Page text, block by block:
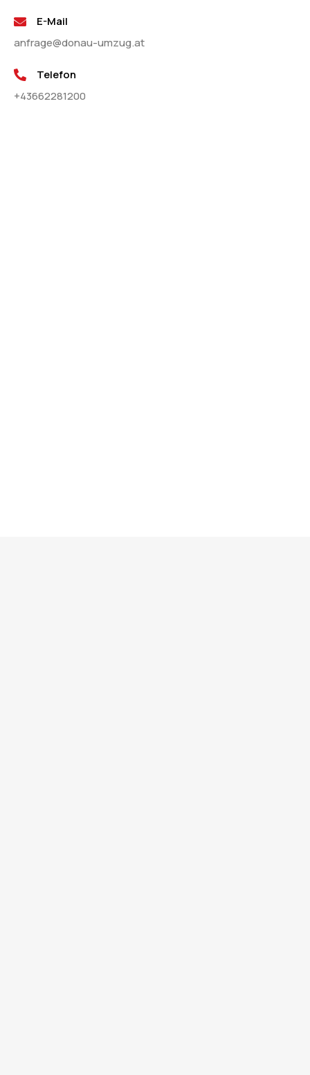
E-Mail
anfrage@donau-umzug.at
Telefon
+43662281200